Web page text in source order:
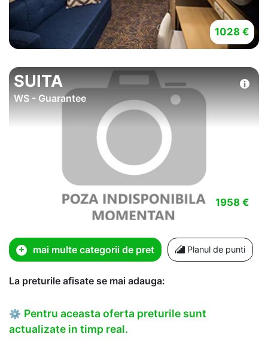
1028 €
SUITA
WS - Guarantee
1958 €
mai multe categorii de pret Planul de punti
La preturile afisate se mai adauga:
⚙ Pentru aceasta oferta preturile sunt
actualizate in timp real.